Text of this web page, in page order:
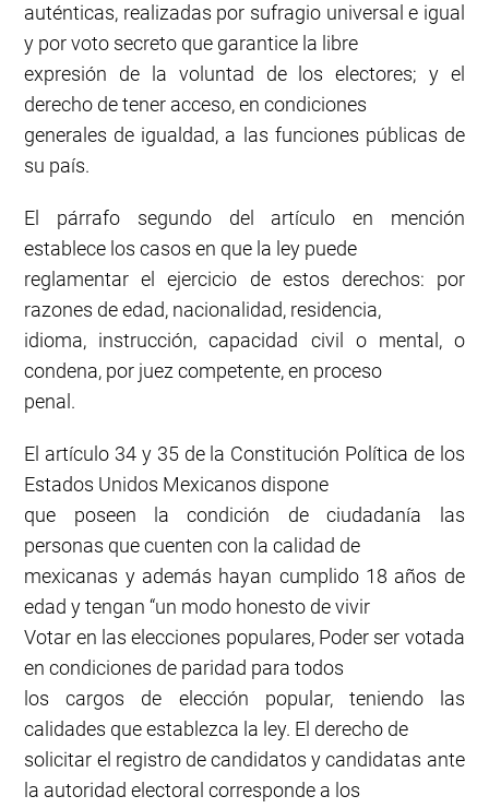
auténticas, realizadas por sufragio universal e igual
y por voto secreto que garantice la libre
expresión de la voluntad de los electores; y el
derecho de tener acceso, en condiciones
generales de igualdad, a las funciones públicas de
su país.
El párrafo segundo del artículo en mención
establece los casos en que la ley puede
reglamentar el ejercicio de estos derechos: por
razones de edad, nacionalidad, residencia,
idioma, instrucción, capacidad civil o mental, o
condena, por juez competente, en proceso
penal.
El artículo 34 y 35 de la Constitución Política de los
Estados Unidos Mexicanos dispone
que poseen la condición de ciudadanía las
personas que cuenten con la calidad de
mexicanas y además hayan cumplido 18 años de
edad y tengan “un modo honesto de vivir
Votar en las elecciones populares, Poder ser votada
en condiciones de paridad para todos
los cargos de elección popular, teniendo las
calidades que establezca la ley. El derecho de
solicitar el registro de candidatos y candidatas ante
la autoridad electoral corresponde a los